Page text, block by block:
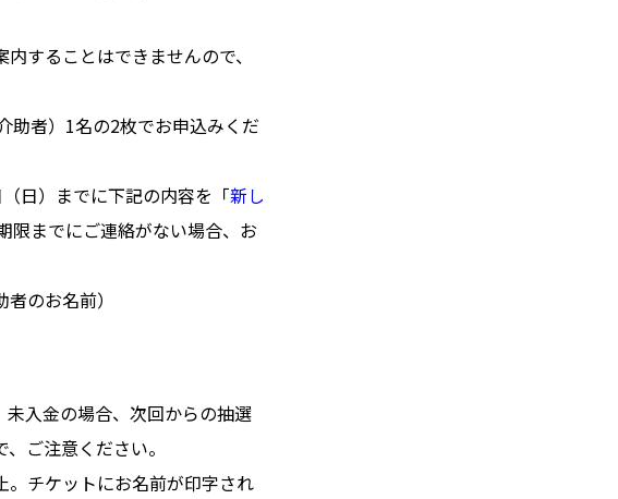
することはできませんので、
助者）1名の2枚でお申込みくだ
日）までに下記の内容を「新し
限までにご連絡がない場合、お
のお名前）
未入金の場合、次回からの抽選
ご注意ください。
。チケットにお名前が印字され